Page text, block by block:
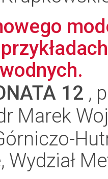
12 ,
Marek
Wydział